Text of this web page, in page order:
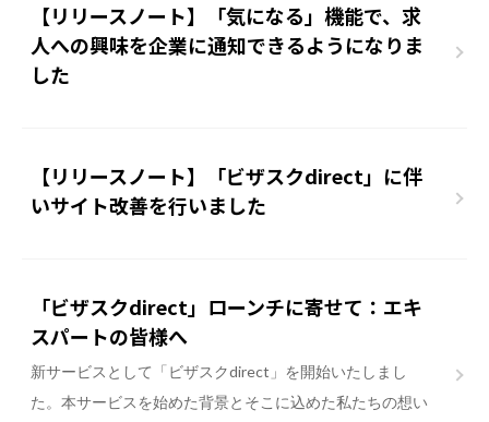
【リリースノート】「気になる」機能で、求
人への興味を企業に通知できるようになりま
した
【リリースノート】「ビザスクdirect」に伴
いサイト改善を行いました
「ビザスクdirect」ローンチに寄せて：エキ
スパートの皆様へ
新サービスとして「ビザスクdirect」を開始いたしまし
た。本サービスを始めた背景とそこに込めた私たちの想い